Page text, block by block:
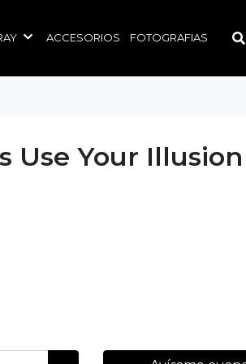
ACCESORIOS FOTOGRAFIAS
Use Your Illusion